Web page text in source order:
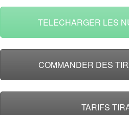
TELECHARGER LES
COMMANDER DES
TARIFS